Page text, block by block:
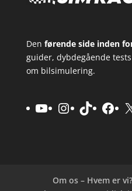
Den førende side inden
guider, dybdegående
om bilsimulering.
YouTube
Instagram
TikTok X
Om os – Hvem er vi?